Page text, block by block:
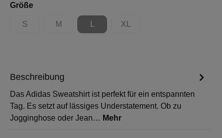
Größeauswählen
S
(Diese Option ist zurzeit nicht verfügbar.)
M
(Diese Option ist zurzeit nicht verfügbar.)
(Diese Option ist zurzeit nicht verfügbar.)
XL
(Diese Option ist zurzeit nicht
Beschreibung
Das Adidas Sweatshirt ist perfekt für ein entspannten
Tag. Es setzt auf lässiges Understatement. Ob zu
Jogginghose oder Jean… Mehr